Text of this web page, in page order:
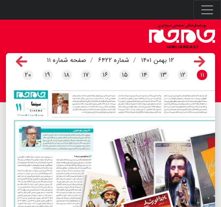
۱۲ بهمن ۱۴۰۱ شماره ۶۴۲۲
صفحه شماره ۱۱
۱۱ ۱۲ ۱۳ ۱۴ ۱۵ ۱۶ ۱۷ ۱۸ ۱۹ ۲۰